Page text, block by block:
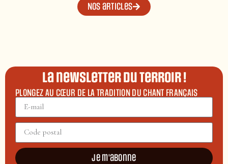
Nos articles
La newsletter du terroir !
PLONGEZ AU CŒUR DE LA TRADITION DU CHANT FRANÇAIS
Je m'abonne